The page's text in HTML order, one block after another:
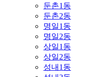
둔촌1동
둔촌2동
명일1동
명일2동
상일1동
상일2동
성내1동